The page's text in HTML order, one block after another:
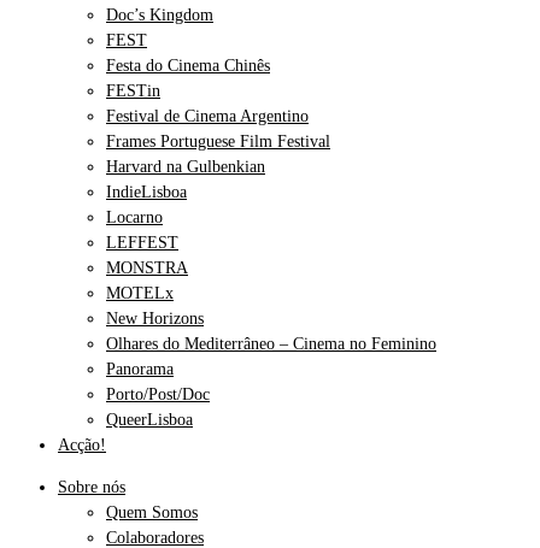
Doc’s Kingdom
FEST
Festa do Cinema Chinês
FESTin
Festival de Cinema Argentino
Frames Portuguese Film Festival
Harvard na Gulbenkian
IndieLisboa
Locarno
LEFFEST
MONSTRA
MOTELx
New Horizons
Olhares do Mediterrâneo – Cinema no Feminino
Panorama
Porto/Post/Doc
QueerLisboa
Acção!
Sobre nós
Quem Somos
Colaboradores